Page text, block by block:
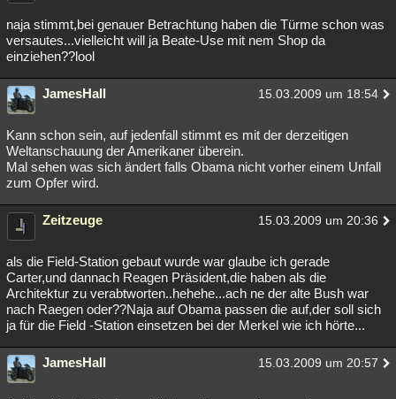
naja stimmt,bei genauer Betrachtung haben die Türme schon was
versautes...vielleicht will ja Beate-Use mit nem Shop da
einziehen??lool
JamesHall 15.03.2009 um 18:54
Kann schon sein, auf jedenfall stimmt es mit der derzeitigen
Weltanschauung der Amerikaner überein.
Mal sehen was sich ändert falls Obama nicht vorher einem Unfall
zum Opfer wird.
Zeitzeuge 15.03.2009 um 20:36
als die Field-Station gebaut wurde war glaube ich gerade
Carter,und dannach Reagen Präsident,die haben als die
Architektur zu verabtworten..hehehe...ach ne der alte Bush war
nach Raegen oder??Naja auf Obama passen die auf,der soll sich
ja für die Field -Station einsetzen bei der Merkel wie ich hörte...
JamesHall 15.03.2009 um 20:57